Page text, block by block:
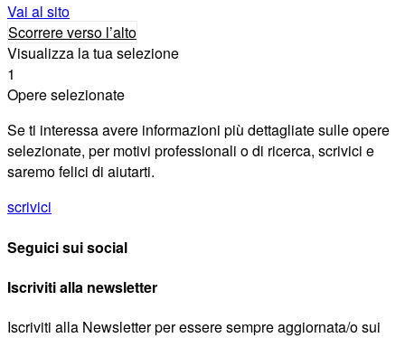
Vai al sito
Scorrere verso l’alto
Visualizza la tua selezione
1
Opere selezionate
Se ti interessa avere informazioni più dettagliate sulle opere
selezionate, per motivi professionali o di ricerca, scrivici e
saremo felici di aiutarti.
scrivici
Seguici sui social
Iscriviti alla newsletter
Iscriviti alla Newsletter per essere sempre aggiornata/o sui